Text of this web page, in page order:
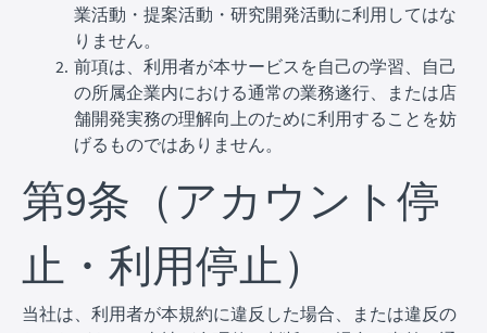
業活動・提案活動・研究開発活動に利用してはな
りません。
前項は、利用者が本サービスを自己の学習、自己
の所属企業内における通常の業務遂行、または店
舗開発実務の理解向上のために利用することを妨
げるものではありません。
第9条（アカウント停
止・利用停止）
当社は、利用者が本規約に違反した場合、または違反の